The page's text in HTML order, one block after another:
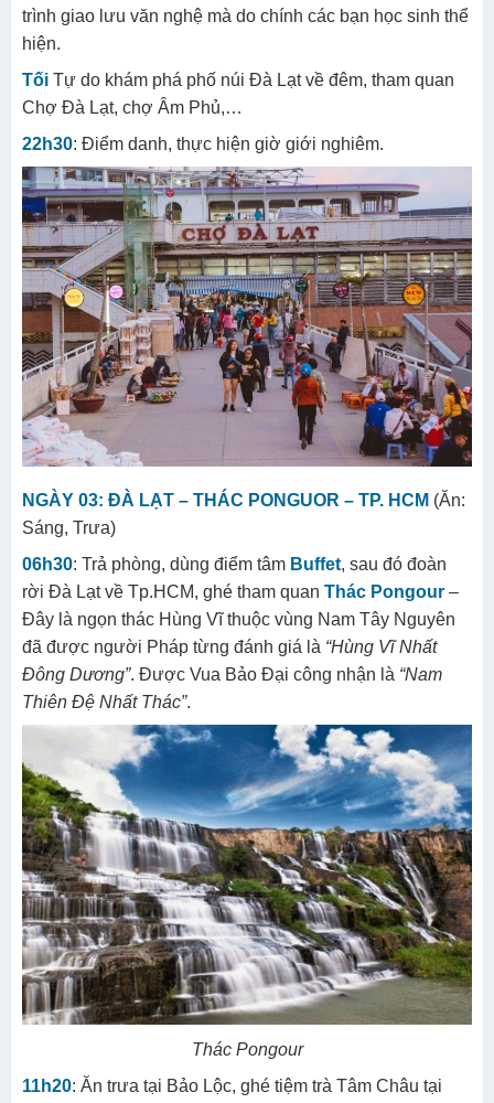
trình giao lưu văn nghệ mà do chính các bạn học sinh thể
hiện.
Tối Tự do khám phá phố núi Đà Lạt về đêm, tham quan
Chợ Đà Lạt, chợ Âm Phủ,…
22h30: Điểm danh, thực hiện giờ giới nghiêm.
NGÀY 03: ĐÀ LẠT – THÁC PONGUOR – TP. HCM (Ăn:
Sáng, Trưa)
06h30: Trả phòng, dùng điểm tâm Buffet, sau đó đoàn
rời Đà Lạt về Tp.HCM, ghé tham quan Thác Pongour –
Đây là ngọn thác Hùng Vĩ thuộc vùng Nam Tây Nguyên
đã được người Pháp từng đánh giá là “Hùng Vĩ Nhất
Đông Dương”. Được Vua Bảo Đại công nhận là “Nam
Thiên Đệ Nhất Thác”.
Thác Pongour
11h20: Ăn trưa tại Bảo Lộc, ghé tiệm trà Tâm Châu tại